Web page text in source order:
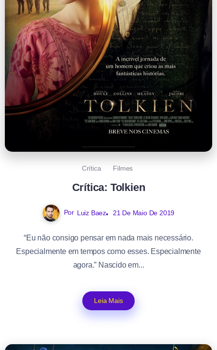
Crítica Filmes
Crítica: Tolkien
Por Luiz Baez 21 De Maio De 2019
“Eu não consigo pensar em nada mais necessário.
Especialmente em tempos como esses. Especialmente
agora.” Nascido em...
Leia Mais